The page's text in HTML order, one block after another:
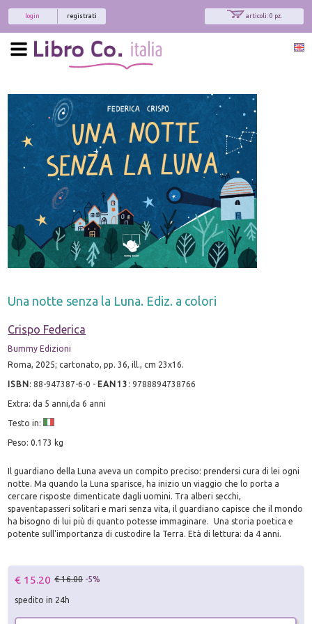
articoli: 0 pz.
registrati
login
Una notte senza la Luna. Ediz. a colori
Crispo Federica
Bummy Edizioni
Roma, 2025; cartonato, pp. 36, ill., cm 23x16.
ISBN:88-947387-6-0 - EAN13 :9788894738766
Extra: da 5 anni,da 6 anni
Testo in:
Peso: 0.173 kg
Il guardiano della Luna aveva un compito preciso: prendersi cura di lei ogni
notte. Ma quando la Luna sparisce, ha inizio un viaggio che lo porta a
cercare risposte dimenticate dagli uomini. Tra alberi secchi,
spaventapasseri solitari e mari senza vita, il guardiano capisce che il mondo
ha bisogno di lui più di quanto potesse immaginare. Una storia poetica e
potente sull'importanza di custodire la Terra. Età di lettura: da 4 anni.
€ 15.20 € 16.00 -5%
spedito in 24h